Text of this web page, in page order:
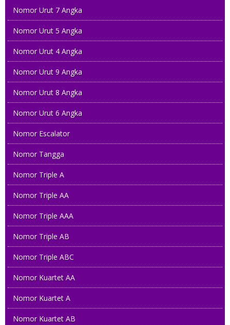
Nomor Urut 7 Angka
Nomor Urut 5 Angka
Nomor Urut 4 Angka
Nomor Urut 9 Angka
Nomor Urut 8 Angka
Nomor Urut 6 Angka
Nomor Escalator
Nomor Tangga
Nomor Triple A
Nomor Triple AA
Nomor Triple AAA
Nomor Triple AB
Nomor Triple ABC
Nomor Kuartet AA
Nomor Kuartet A
Nomor Kuartet AB